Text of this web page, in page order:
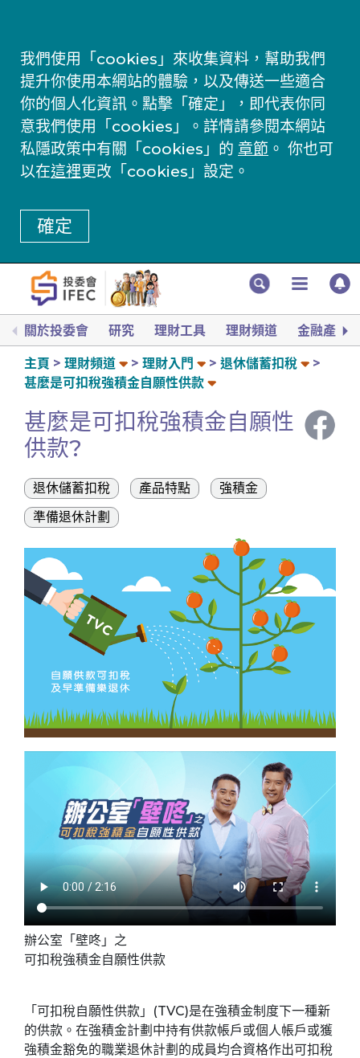
我們使用「cookies」來收集資料，幫助我們
提升你使用本網站的體驗，以及傳送一些適合
你的個人化資訊。點擊「確定」，即代表你同
意我們使用「cookies」。詳情請參閱本網站
私隱政策中有關「cookies」的 章節 。 你也可
以在這裡更改「cookies」設定。
確定
關於投委會 研究 理財工具 理財頻道 金融產品
主頁 理財頻道 理財入門
退休儲蓄扣稅
甚麼是可扣稅強積金自願性供款
甚麼是可扣稅強積金自願性
供款?
退休儲蓄扣稅 產品特點
強積金
準備退休計劃
辦公室「壁咚」之
可扣稅強積金自願性供款
「可扣稅自願性供款」(TVC)是在強積金制度下一種新
的供款。在強積金計劃中持有供款帳戶或個人帳戶或獲
強積金豁免的職業退休計劃的成員均合資格作出可扣稅